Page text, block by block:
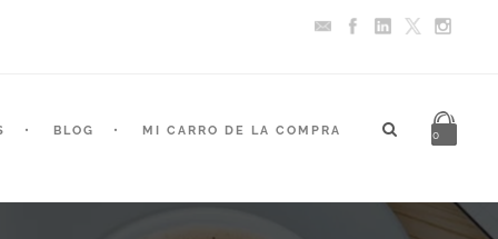
BLOG MI CARRO DE LA COMPRA 0